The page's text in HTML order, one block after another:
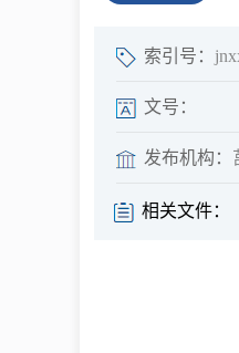
索引号：
文号：
发布机构：
相关文件：